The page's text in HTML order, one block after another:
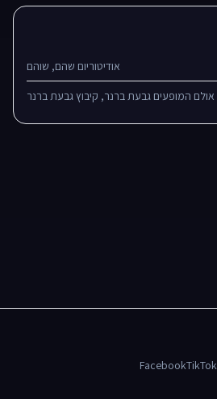
אודיטוריום שהם, שוהם
אולם המופעים גבעת ברנר, קיבוץ גבעת ברנר
TikTok
Facebook